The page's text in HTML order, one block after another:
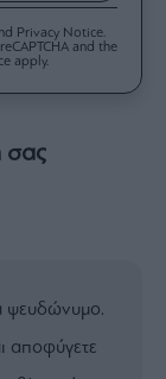
Privacy Notice.
and the
apply.
σας
ψευδώνυμο.
αποφύγετε